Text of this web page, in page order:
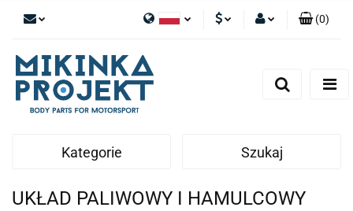
Polski
English
(0)
Kategorie Szukaj
UKŁAD PALIWOWY I HAMULCOWY